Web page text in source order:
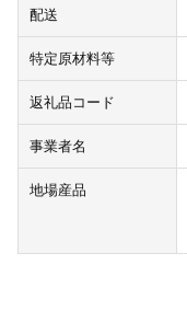
配送
特定原材料等
返礼品コード
事業者名
地場産品